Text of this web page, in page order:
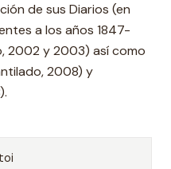
de sus Diarios (en
a los años 1847-
2002 y 2003) así como
2008) y